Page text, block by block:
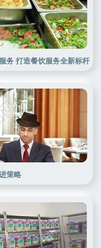
务 打造餐饮服务全新标杆
策略